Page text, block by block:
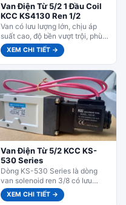
Van Điện Từ 5/2 1 Đầu Coil
KCC KS4130 Ren 1/2
Van có lưu lượng lớn, chịu áp
suất cao, độ bền vượt trội, phù
hợp điều khiển xylanh khí nén...
XEM CHI TIẾT →
Van Điện Từ 5/2 KCC KS-
530 Series
Dòng KS-530 Series là dòng
van solenoid ren 3/8 có lưu
lượng lớn hơn, phù hợp cho máy
công nghiệp...
XEM CHI TIẾT →